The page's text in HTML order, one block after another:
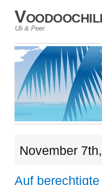
Uli & Peer
November
Auf